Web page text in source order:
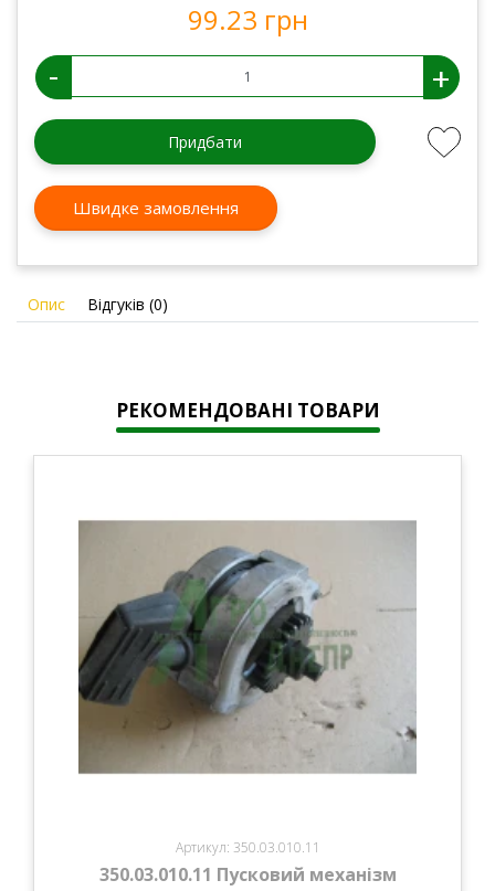
99.23 грн
- +
Придбати
Швидке замовлення
Опис Відгуків (0)
РЕКОМЕНДОВАНІ ТОВАРИ
Артикул: 350.03.010.11
350.03.010.11 Пусковий механізм